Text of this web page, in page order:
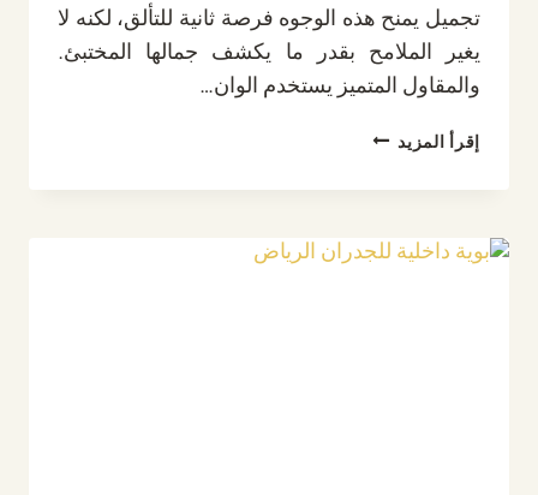
تجميل يمنح هذه الوجوه فرصة ثانية للتألق، لكنه لا
يغير الملامح بقدر ما يكشف جمالها المختبئ.
والمقاول المتميز يستخدم الوان…
إقرأ المزيد مقاول
خارجية
ت: